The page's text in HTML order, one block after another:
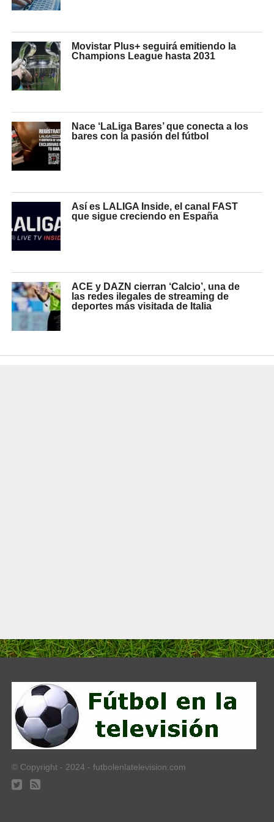
Movistar Plus+ seguirá emitiendo la
Champions League hasta 2031
Nace ‘LaLiga Bares’ que conecta a los
bares con la pasión del fútbol
Así es LALIGA Inside, el canal FAST
que sigue creciendo en España
ACE y DAZN cierran ‘Calcio’, una de
las redes ilegales de streaming de
deportes más visitada de Italia
© Copyright - 2024 - futbolenlatelevision.com